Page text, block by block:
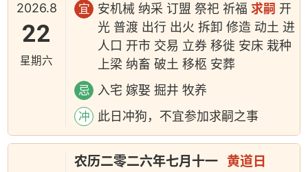
2026.8
22
星期六
宜 安机械 纳采 订盟 祭祀 祈福求嗣 开
光 普渡 出行 出火 拆卸 修造 动土 进
人口 开市 交易 立券 移徙 安床 栽种
上梁 纳畜 破土 移柩 安葬
忌 入宅 嫁娶 掘井 牧养
冲 此日冲狗，不宜参加求嗣之事
农历二零二六年七月十一 黄道日